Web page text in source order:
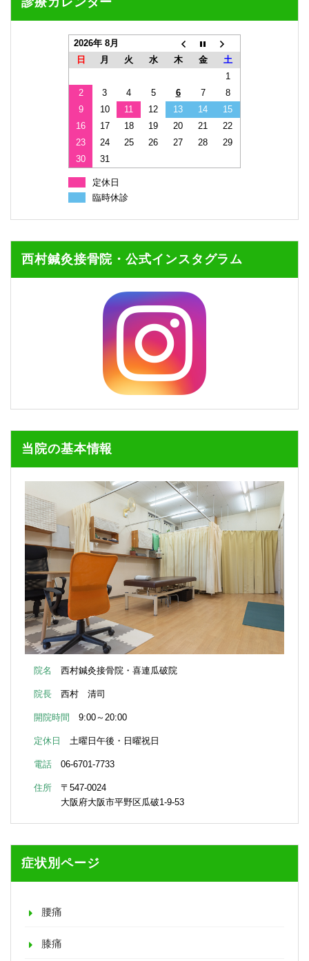
2026年 8月
日
月 火 水 木 金
土
1
2
3 4 5 6 7
8
9
10 11 12 13 14
15
16
17 18 19 20 21
22
23
24 25 26 27 28
29
30
31
定休日
臨時休診
西村鍼灸接骨院・公式インスタグラム
当院の基本情報
院名 西村鍼灸接骨院・喜連瓜破院
院長 西村 清司
開院時間 9:00～20:00
定休日 土曜日午後・日曜祝日
電話 06-6701-7733
住所 〒547-0024
大阪府大阪市平野区瓜破1-9-53
症状別ページ
腰痛
膝痛